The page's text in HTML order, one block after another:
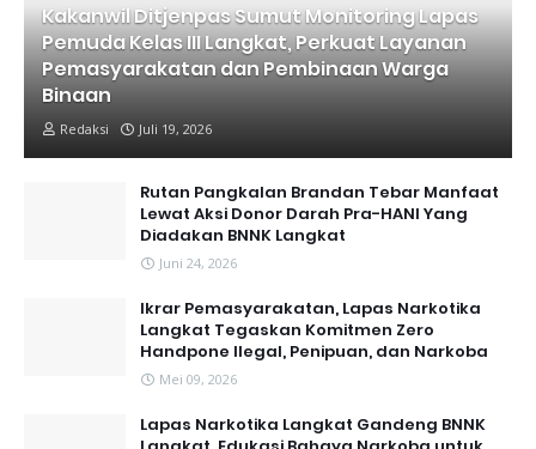
Kakanwil Ditjenpas Sumut Monitoring Lapas
Pemuda Kelas III Langkat, Perkuat Layanan
Pemasyarakatan dan Pembinaan Warga
Binaan
Redaksi Juli 19, 2026
Rutan Pangkalan Brandan Tebar Manfaat
Lewat Aksi Donor Darah Pra-HANI Yang
Diadakan BNNK Langkat
Juni 24, 2026
Ikrar Pemasyarakatan, Lapas Narkotika
Langkat Tegaskan Komitmen Zero
Handpone llegal, Penipuan, dan Narkoba
Mei 09, 2026
Lapas Narkotika Langkat Gandeng BNNK